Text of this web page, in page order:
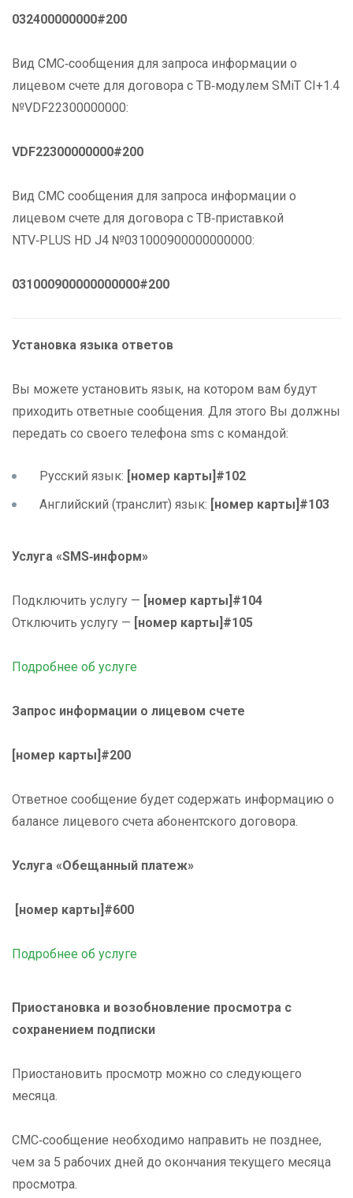
032400000000#200
Вид СМС‑сообщения для запроса информации о
лицевом счете для договора с ТВ‑модулем SMiT CI+1.4
№VDF22300000000:
VDF22300000000#200
Вид СМС сообщения для запроса информации о
лицевом счете для договора с ТВ‑приставкой
NTV‑PLUS HD J4 №031000900000000000:
031000900000000000#200
Установка языка ответов
Вы можете установить язык, на котором вам будут
приходить ответные сообщения. Для этого Вы должны
передать со своего телефона sms с командой:
Русский язык: [номер карты]#102
Английский (транслит) язык: [номер карты]#103
Услуга «SMS‑информ»
Подключить услугу — [номер карты]#104
Отключить услугу — [номер карты]#105
Подробнее об услуге
Запрос информации о лицевом счете
[номер карты]#200
Ответное сообщение будет содержать информацию о
балансе лицевого счета абонентского договора.
Услуга «Обещанный платеж»
[номер карты]#600
Подробнее об услуге
Приостановка и возобновление просмотра с
сохранением подписки
Приостановить просмотр можно со следующего
месяца.
СМС‑сообщение необходимо направить не позднее,
чем за 5 рабочих дней до окончания текущего месяца
просмотра.